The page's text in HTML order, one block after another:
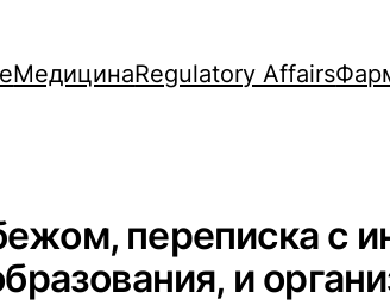
МедицинаRegulatory Affairs
переписка с
и